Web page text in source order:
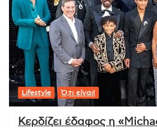
Lifestyle Ό,τι είναι!
Κερδίζει έδαφος η